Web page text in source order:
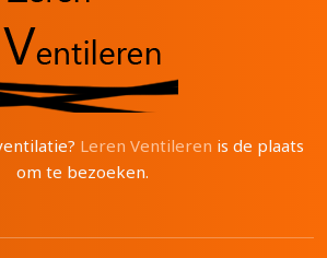
Leren Ventileren is de plaats
om te bezoeken.